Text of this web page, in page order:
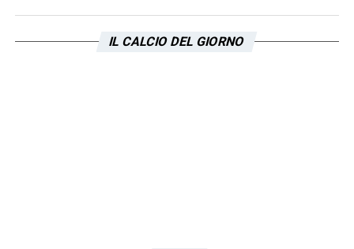
allora la sua cessione verrà presa in
considerazione. Lo stesso discorso vale per
IL CALCIO DEL GIORNO